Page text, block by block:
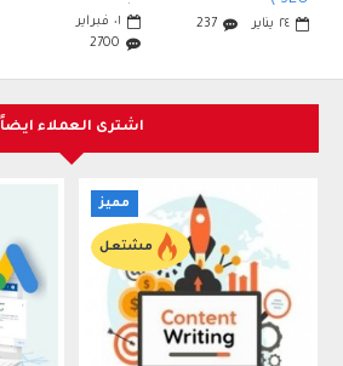
٢٤ يناير 237 ٠١ فبراير
2700
اشترى العملاء ايضاً
مميز
مشتعل